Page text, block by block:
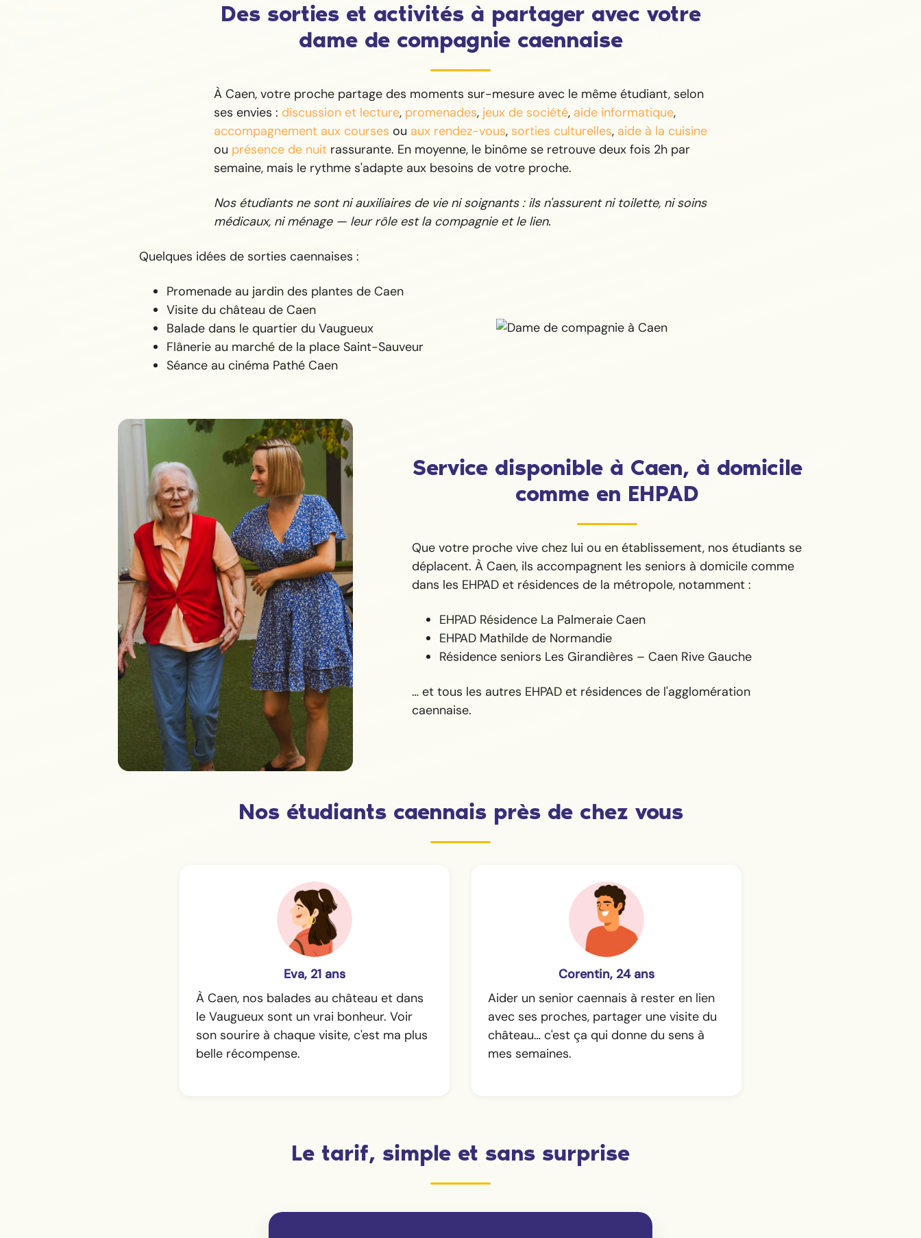
Des sorties et activités à partager avec votre
dame de compagnie caennaise
À Caen, votre proche partage des moments sur-mesure avec le même étudiant, selon
ses envies : discussion et lecture, promenades, jeux de société, aide informatique,
accompagnement aux courses ou aux rendez-vous, sorties culturelles, aide à la cuisine
ou présence de nuit rassurante. En moyenne, le binôme se retrouve deux fois 2h par
semaine, mais le rythme s'adapte aux besoins de votre proche.
Nos étudiants ne sont ni auxiliaires de vie ni soignants : ils n'assurent ni toilette, ni soins
médicaux, ni ménage — leur rôle est la compagnie et le lien.
Quelques idées de sorties caennaises :
Promenade au jardin des plantes de Caen
Visite du château de Caen
Balade dans le quartier du Vaugueux
Flânerie au marché de la place Saint-Sauveur
Séance au cinéma Pathé Caen
Service disponible à Caen, à domicile
comme en EHPAD
Que votre proche vive chez lui ou en établissement, nos étudiants se
déplacent. À Caen, ils accompagnent les seniors à domicile comme
dans les EHPAD et résidences de la métropole, notamment :
EHPAD Résidence La Palmeraie Caen
EHPAD Mathilde de Normandie
Résidence seniors Les Girandières – Caen Rive Gauche
… et tous les autres EHPAD et résidences de l'agglomération
caennaise.
Nos étudiants caennais près de chez vous
Eva, 21 ans
À Caen, nos balades au château et dans
le Vaugueux sont un vrai bonheur. Voir
son sourire à chaque visite, c'est ma plus
belle récompense.
Corentin, 24 ans
Aider un senior caennais à rester en lien
avec ses proches, partager une visite du
château… c'est ça qui donne du sens à
mes semaines.
Le tarif, simple et sans surprise